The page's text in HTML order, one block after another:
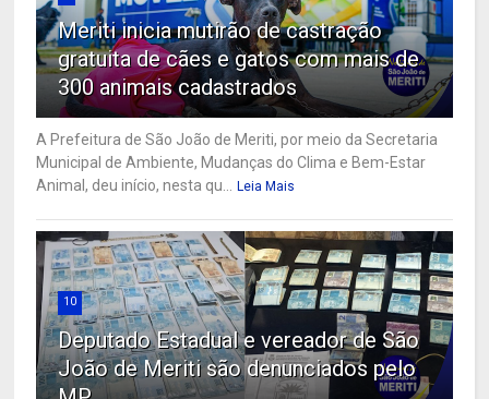
Meriti inicia mutirão de castração
gratuita de cães e gatos com mais de
300 animais cadastrados
A Prefeitura de São João de Meriti, por meio da Secretaria
Municipal de Ambiente, Mudanças do Clima e Bem-Estar
Animal, deu início, nesta qu... Leia Mais
10
Deputado Estadual e vereador de São
João de Meriti são denunciados pelo